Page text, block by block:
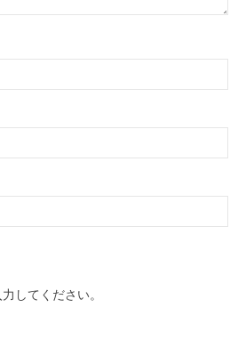
してください。